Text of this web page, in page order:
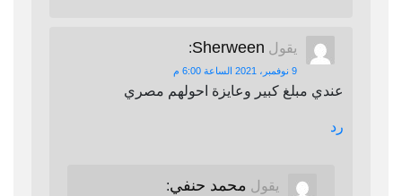
يقول Sherween
:
9 نوفمبر، 2021 الساعة 6:00 م
عندي مبلغ كبير وعايزة احولهم مصري
رد
يقول محمد حنفي: